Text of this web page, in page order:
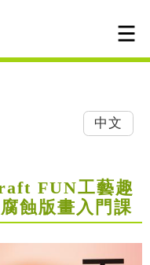
中文
FUN工藝趣
蝕版畫入門課